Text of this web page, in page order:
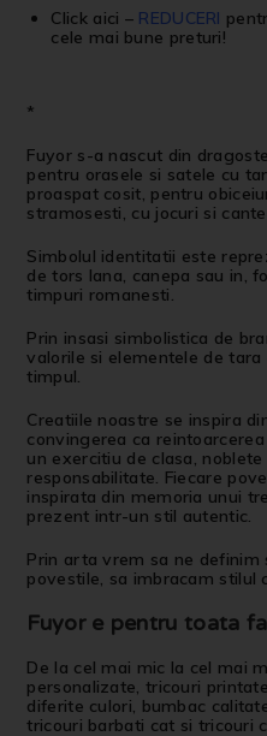
Click aici – REDUCERI
cele mai bune preturi!
*
Fuyor s-a nascut din
pentru orasele si satele cu
proaspat cosit, pentru
stramosesti, cu jocuri si
Simbolul identitatii este
de tors lana, canepa sau in,
timpuri romanesti.
Prin insasi simbolistica de
valorile si elementele de
timpul.
Creatiile noastre se inspira
convingerea ca
un exercitiu de clasa,
responsabilitate. Fiecare
inspirata din memoria unui
prezent intr-un stil autentic.
Prin arta vrem sa ne definim
povestile, sa imbracam stilul
Fuyor e pentru toata
De la cel mai mic la cel mai
personalizate, tricouri
diferite culori, bumbac
tricouri barbati cat si tricouri